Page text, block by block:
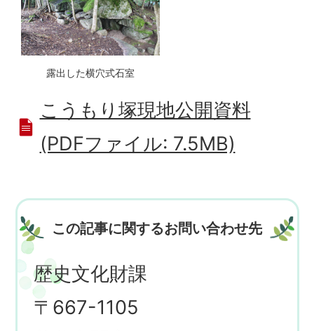
露出した横穴式石室
こうもり塚現地公開資料
(PDFファイル: 7.5MB)
この記事に関するお問い合わせ先
歴史文化財課
〒667-1105